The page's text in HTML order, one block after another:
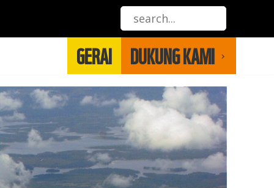
GERAI DUKUNG KAMI